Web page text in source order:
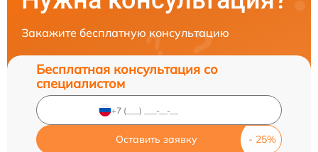
Закажите бесплатную консультацию
Бесплатная консультация со
специалистом
Оставить заявку